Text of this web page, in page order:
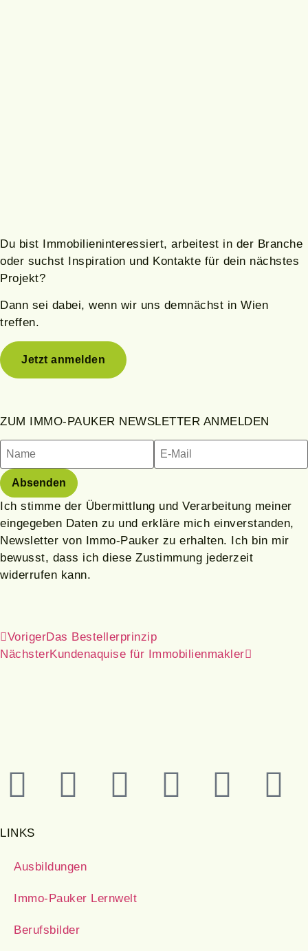
Du bist Immobilieninteressiert, arbeitest in der Branche
oder suchst Inspiration und Kontakte für dein nächstes
Projekt?
Dann sei dabei, wenn wir uns demnächst in Wien
treffen.
Jetzt anmelden
ZUM IMMO-PAUKER NEWSLETTER ANMELDEN
Ich stimme der Übermittlung und Verarbeitung meiner
eingegeben Daten zu und erkläre mich einverstanden,
Newsletter von Immo-Pauker zu erhalten. Ich bin mir
bewusst, dass ich diese Zustimmung jederzeit
widerrufen kann.
VorigerDas Bestellerprinzip
NächsterKundenaquise für Immobilienmakler
LINKS
Ausbildungen
Immo-Pauker Lernwelt
Berufsbilder